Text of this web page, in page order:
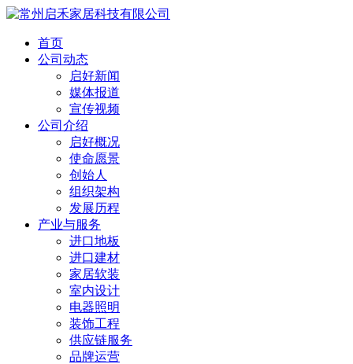
首页
公司动态
启好新闻
媒体报道
宣传视频
公司介绍
启好概况
使命愿景
创始人
组织架构
发展历程
产业与服务
进口地板
进口建材
家居软装
室内设计
电器照明
装饰工程
供应链服务
品牌运营